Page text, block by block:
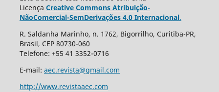
Licença Creative Commons Atribuição-
NãoComercial-SemDerivações 4.0 Internacional.
R. Saldanha Marinho, n. 1762, Bigorrilho, Curitiba-PR,
Brasil, CEP 80730-060
Telefone: +55 41 3352-0716
E-mail: aec.revista@gmail.com
http://www.revistaaec.com